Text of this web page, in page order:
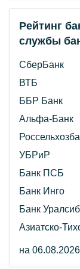
Рейтинг
службы
СберБанк
ВТБ
ББР Банк
Альфа-Банк
УБРиР
Банк ПСБ
Банк Инго
Банк Уралсиб
Азиатско-
на 06.08.2026